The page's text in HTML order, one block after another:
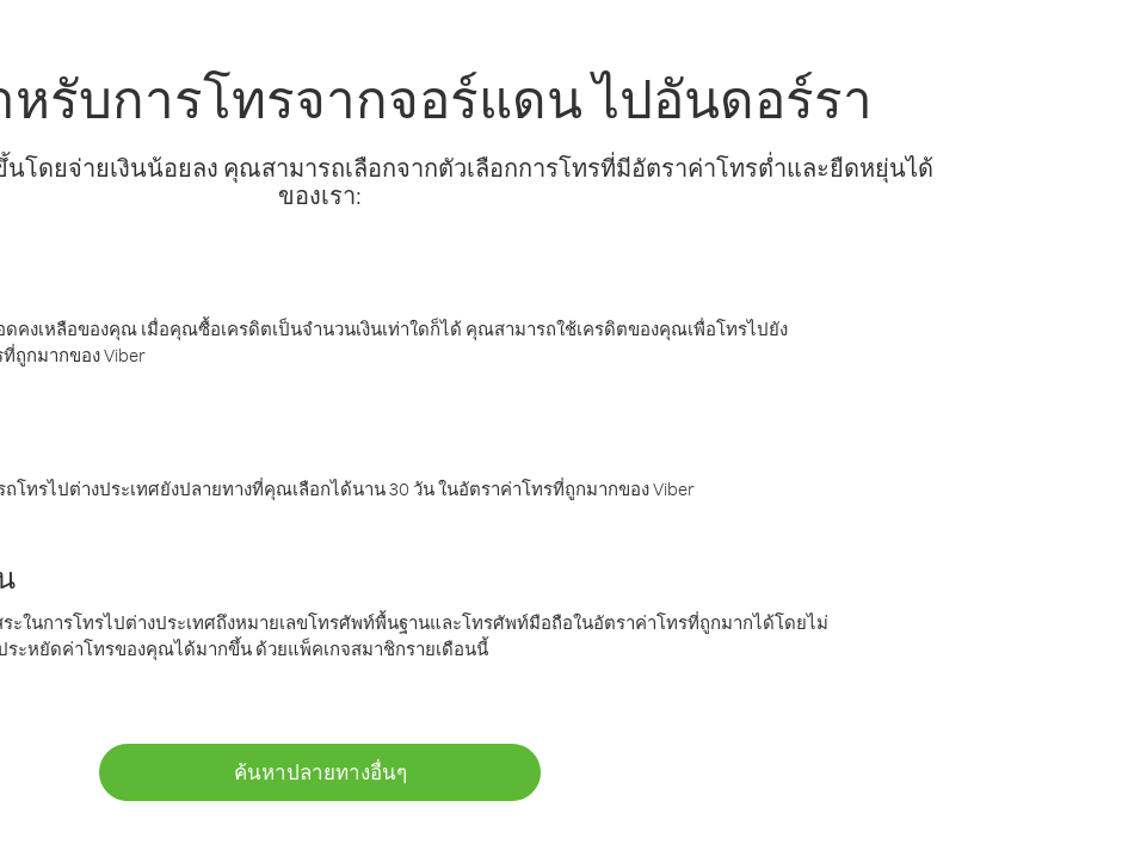
หรับการโทรจากจอร์แดน ไปอันดอร์รา
โดยจ่ายเงินน้อยลง คุณสามารถเลือกจากตัวเลือกการโทรที่มีอัตราค่าโทรต่ำและยืดหยุ่นได้
ของเรา:
ดคงเหลือของคุณ เมื่อคุณซื้อเครดิตเป็นจำนวนเงินเท่าใดก็ได้ คุณสามารถใช้เครดิตของคุณเพื่อโทรไปยัง
ถูกมากของ Viber
โทรไปต่างประเทศยังปลายทางที่คุณเลือกได้นาน 30 วัน ในอัตราค่าโทรที่ถูกมากของ Viber
ในการโทรไปต่างประเทศถึงหมายเลขโทรศัพท์พื้นฐานและโทรศัพท์มือถือในอัตราค่าโทรที่ถูกมากได้โดยไม่
ะหยัดค่าโทรของคุณได้มากขึ้น ด้วยแพ็คเกจสมาชิกรายเดือนนี้
ค้นหาปลายทางอื่นๆ